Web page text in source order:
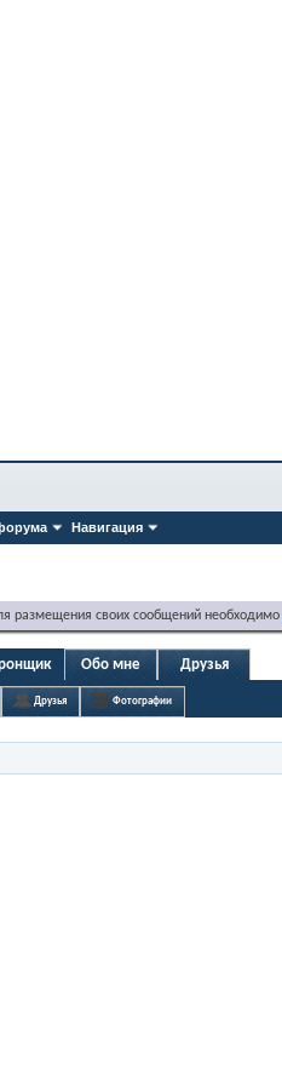
Навигация
размещения своих сообщений необходимо
Обо мне Друзья
Друзья Фотографии